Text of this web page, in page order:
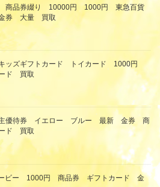
商品券綴り 10000円 1000円 東急百貨
券 大量 買取
ッズギフトカード トイカード 1000円
ド 買取
優待券 イエロー ブルー 最新 金券 商
ド 買取
ビー 1000円 商品券 ギフトカード 金